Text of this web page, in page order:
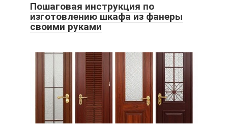
Пошаговая инструкция по
изготовлению шкафа из фанеры
своими руками